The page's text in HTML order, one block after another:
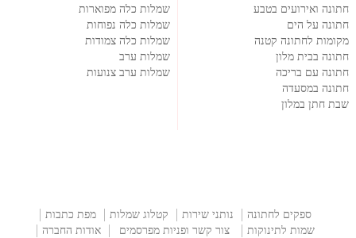
חתונה ואירועים בטבע
חתונה על הים
מקומות לחתונה קטנה
חתונה בבית מלון
חתונה עם בריכה
חתונה במסעדה
שבת חתן במלון
שמלות כלה מפוארות
שמלות כלה נפוחות
שמלות כלה צמודות
שמלות ערב
שמלות ערב צנועות
ספקים לחתונה נותני שירות קטלוג שמלות
מפת כתבות
שמות לתינוקות
צור קשר ופניות מפרסמים אודות החברה